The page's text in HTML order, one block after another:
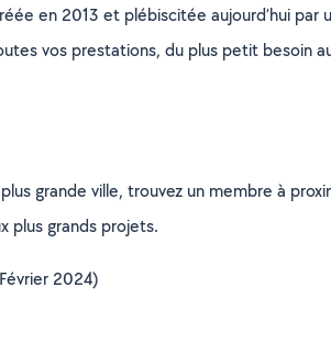
en 2013 et plébiscitée aujourd’hui par
vos prestations, du plus petit besoin
grande ville, trouvez un membre à
plus grands projets.
2024)